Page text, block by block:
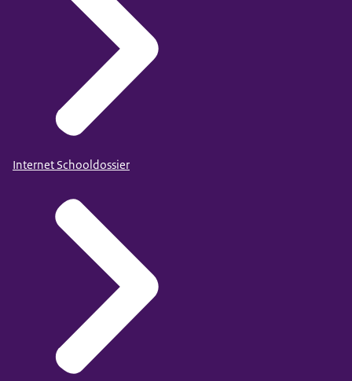
Internet Schooldossier